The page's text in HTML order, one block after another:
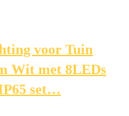
voor Tuin
Wit met 8LEDs
set…